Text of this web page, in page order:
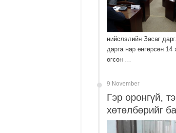
нийслэлийн Засаг
дарга нар өнгөрсөн
өгсөн …
9 November
Гэр оронгүй,
хөтөлбөрийг